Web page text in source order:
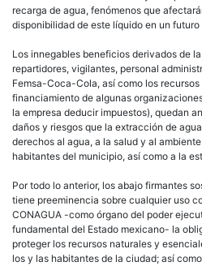
recarga de agua, fenómenos que
disponibilidad de este líquido en un
Los innegables beneficios derivados de
repartidores, vigilantes, personal
Femsa-Coca-Cola, así como los
financiamiento de algunas
la empresa deducir impuestos), quedan
daños y riesgos que la extracción de
derechos al agua, a la salud y al
habitantes del municipio, así como a la
Por todo lo anterior, los abajo firmantes
tiene preeminencia sobre cualquier uso
CONAGUA -como órgano del poder
fundamental del Estado mexicano- la
proteger los recursos naturales y
los y las habitantes de la ciudad; así